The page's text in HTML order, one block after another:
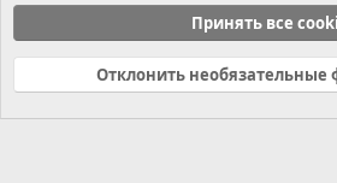
Cookies
Russian (RU)
Связь с нами
Условия и правила
Политика конфиденциальности
Принять все
Отклонить необязательные